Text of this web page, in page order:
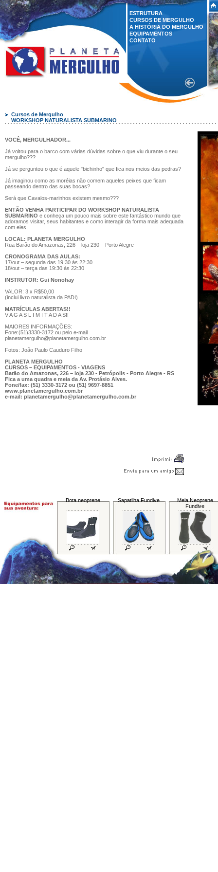
ESTRUTURA
CURSOS DE MERGULHO
A HISTÓRIA DO MERGULHO
EQUIPAMENTOS
CONTATO
Cursos de Mergulho
WORKSHOP NATURALISTA SUBMARINO
VOCÊ, MERGULHADOR...
Já voltou para o barco com várias dúvidas sobre o que viu durante o seu
mergulho???
Já se perguntou o que é aquele "bichinho" que fica nos meios das pedras?
Já imaginou como as moréias não comem aqueles peixes que ficam
passeando dentro das suas bocas?
Será que Cavalos-marinhos existem mesmo???
ENTÃO VENHA PARTICIPAR DO WORKSHOP NATURALISTA
SUBMARINO e conheça um pouco mais sobre este fantástico mundo que
adoramos visitar, seus habitantes e como interagir da forma mais adequada
com eles.
LOCAL: PLANETA MERGULHO
Rua Barão do Amazonas, 226 – loja 230 – Porto Alegre
CRONOGRAMA DAS AULAS:
17/out – segunda das 19:30 às 22:30
18/out – terça das 19:30 às 22:30
INSTRUTOR: Gui Nonohay
VALOR: 3 x R$50,00
(inclui livro naturalista da PADI)
MATRÍCULAS ABERTAS!!
V A G A S L I M I T A D A S!!
MAIORES INFORMAÇÕES:
Fone:(51)3330-3172 ou pelo e-mail
planetamergulho@planetamergulho.com.br
Fotos: João Paulo Cauduro Filho
PLANETA MERGULHO
CURSOS – EQUIPAMENTOS - VIAGENS
Barão do Amazonas, 226 – loja 230 - Petrópolis - Porto Alegre - RS
Fica a uma quadra e meia da Av. Protásio Alves.
Fone/fax: (51) 3330-3172 ou (51) 9697-8851
www.planetamergulho.com.br
e-mail: planetamergulho@planetamergulho.com.br
Bota neoprene Sapatilha Fundive
Meia Neoprene
Fundive